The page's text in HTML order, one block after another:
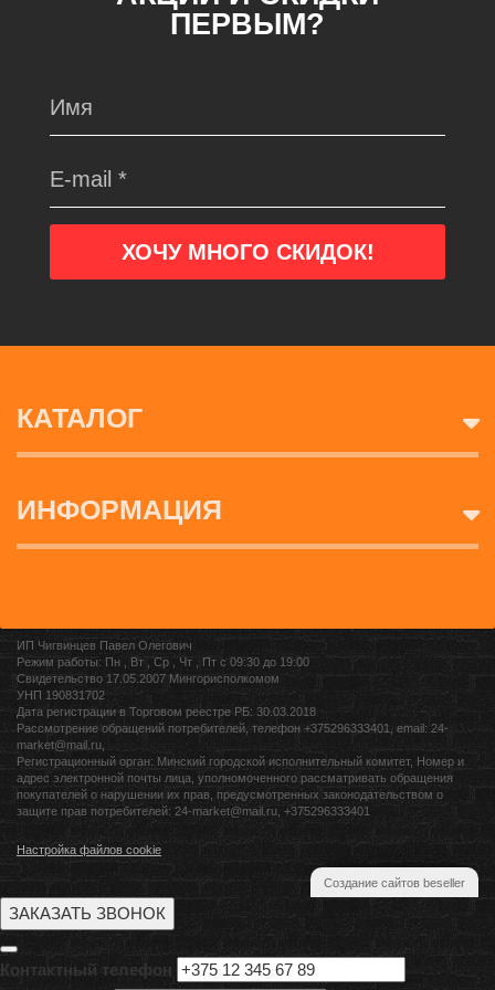
ПЕРВЫМ?
КАТАЛОГ
ИНФОРМАЦИЯ
ИП Чигвинцев Павел Олегович
Режим работы: Пн , Вт , Ср , Чт , Пт c 09:30 до 19:00
Свидетельство 17.05.2007 Мингорисполкомом
УНП 190831702
Дата регистрации в Торговом реестре РБ: 30.03.2018
Рассмотрение обращений потребителей, телефон +375296333401, email: 24-
market@mail.ru,
Регистрационный орган: Минский городской исполнительный комитет, Номер и
адрес электронной почты лица, уполномоченного рассматривать обращения
покупателей о нарушении их прав, предусмотренных законодательством о
защите прав потребителей: 24-market@mail.ru, +375296333401
Настройка файлов cookie
Создание сайтов beseller
ЗАКАЗАТЬ ЗВОНОК
Контактный телефон